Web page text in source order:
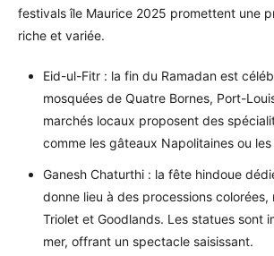
festivals île Maurice 2025 promettent une
riche et variée.
Eid-ul-Fitr : la fin du Ramadan est
mosquées de Quatre Bornes, Port-
marchés locaux proposent des
comme les gâteaux Napolitaines ou les
Ganesh Chaturthi : la fête hindoue
donne lieu à des processions colorées,
Triolet et Goodlands. Les statues sont
mer, offrant un spectacle saisissant.